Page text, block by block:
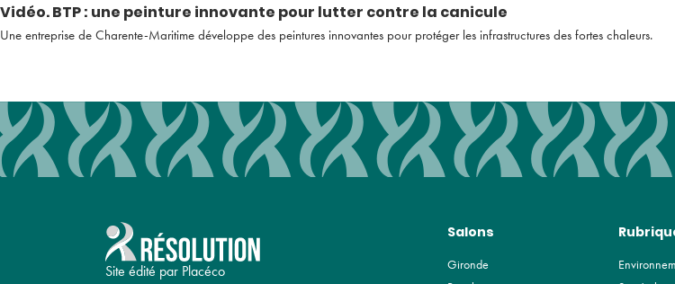
Vidéo. BTP : une peinture innovante pour lutter contre la canicule
Une entreprise de Charente-Maritime développe des peintures innovantes pour protéger les infrastructures des fortes chaleurs.
Site édité par Placéco
Salons
Gironde